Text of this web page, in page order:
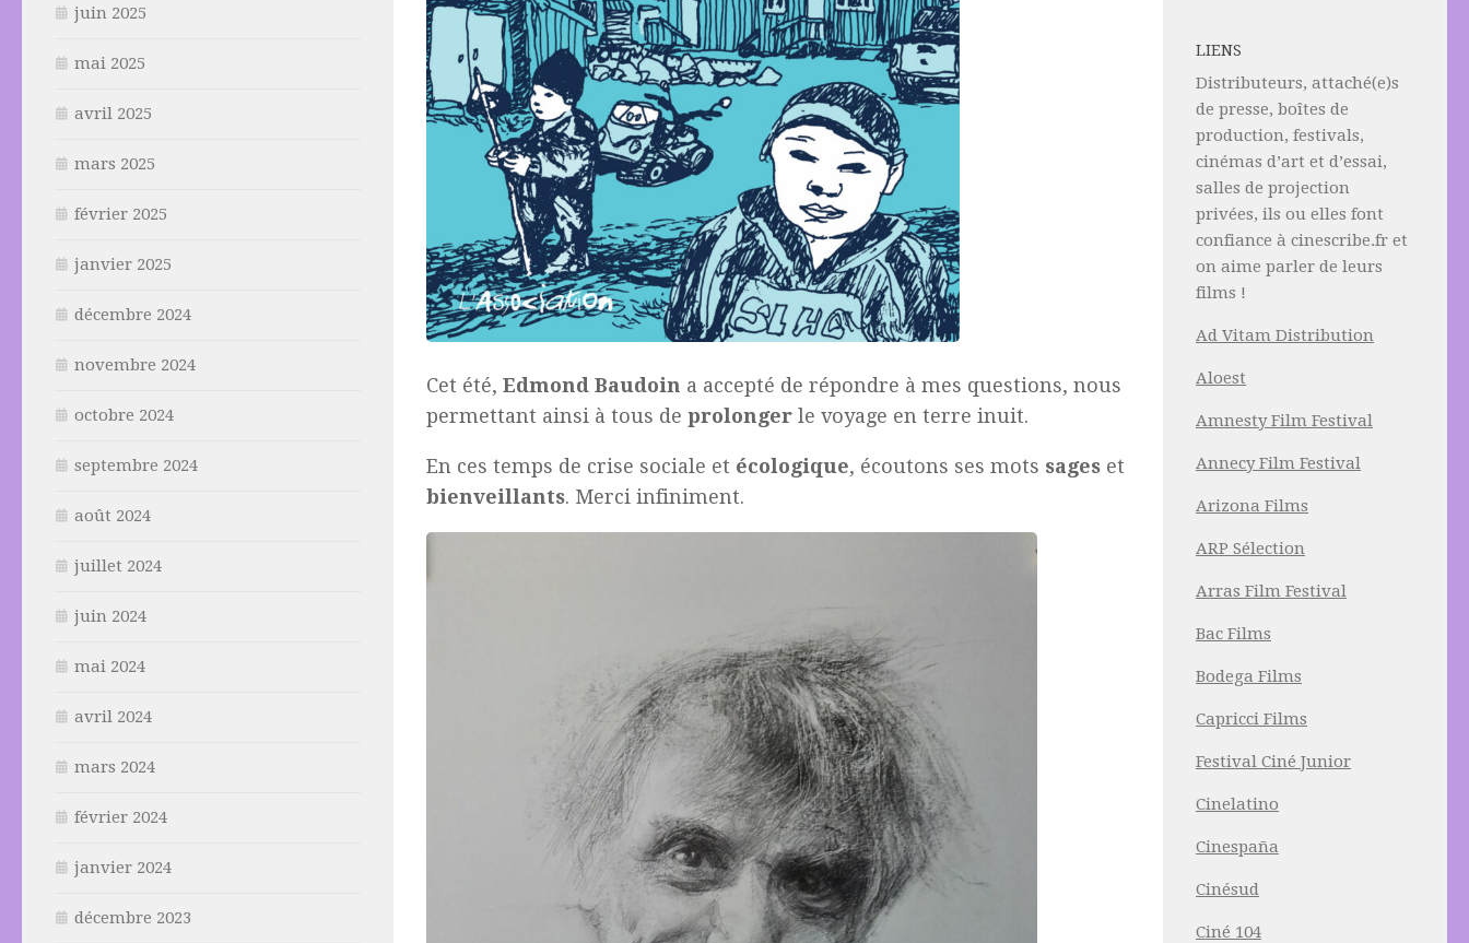
Cet été, Edmond Baudoin a accepté de répondre à mes questions, nous
permettant ainsi à tous de prolonger le voyage en terre inuit.
En ces temps de crise sociale et écologique, écoutons ses mots sages et
bienveillants. Merci infiniment.
juin 2025
mai 2025
avril 2025
mars 2025
février 2025
janvier 2025
décembre 2024
novembre 2024
octobre 2024
septembre 2024
août 2024
juillet 2024
juin 2024
mai 2024
avril 2024
mars 2024
février 2024
janvier 2024
décembre 2023
LIENS
Distributeurs, attaché(e)s
de presse, boîtes de
production, festivals,
cinémas d’art et d’essai,
salles de projection
privées, ils ou elles font
confiance à cinescribe.fr et
on aime parler de leurs
films !
Ad Vitam Distribution
Aloest
Amnesty Film Festival
Annecy Film Festival
Arizona Films
ARP Sélection
Arras Film Festival
Bac Films
Bodega Films
Capricci Films
Festival Ciné Junior
Cinelatino
Cinespaña
Cinésud
Ciné 104